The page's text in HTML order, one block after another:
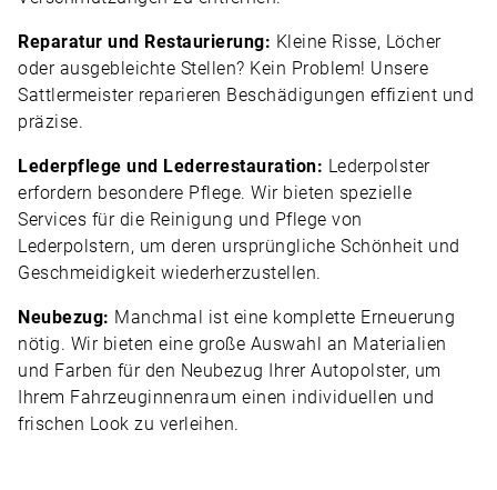
Reparatur und Restaurierung: Kleine Risse, Löcher
oder ausgebleichte Stellen? Kein Problem! Unsere
Sattlermeister reparieren Beschädigungen effizient und
präzise.
Lederpflege und Lederrestauration: Lederpolster
erfordern besondere Pflege. Wir bieten spezielle
Services für die Reinigung und Pflege von
Lederpolstern, um deren ursprüngliche Schönheit und
Geschmeidigkeit wiederherzustellen.
Neubezug: Manchmal ist eine komplette Erneuerung
nötig. Wir bieten eine große Auswahl an Materialien
und Farben für den Neubezug Ihrer Autopolster, um
Ihrem Fahrzeuginnenraum einen individuellen und
frischen Look zu verleihen.